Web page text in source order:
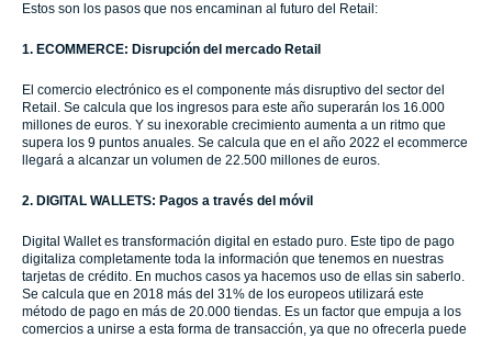
Estos son los pasos que nos encaminan al futuro del Retail:
1. ECOMMERCE: Disrupción del mercado Retail
El comercio electrónico es el componente más disruptivo del sector del
Retail. Se calcula que los ingresos para este año superarán los 16.000
millones de euros. Y su inexorable crecimiento aumenta a un ritmo que
supera los 9 puntos anuales. Se calcula que en el año 2022 el ecommerce
llegará a alcanzar un volumen de 22.500 millones de euros.
2. DIGITAL WALLETS: Pagos a través del móvil
Digital Wallet es transformación digital en estado puro. Este tipo de pago
digitaliza completamente toda la información que tenemos en nuestras
tarjetas de crédito. En muchos casos ya hacemos uso de ellas sin saberlo.
Se calcula que en 2018 más del 31% de los europeos utilizará este
método de pago en más de 20.000 tiendas. Es un factor que empuja a los
comercios a unirse a esta forma de transacción, ya que no ofrecerla puede